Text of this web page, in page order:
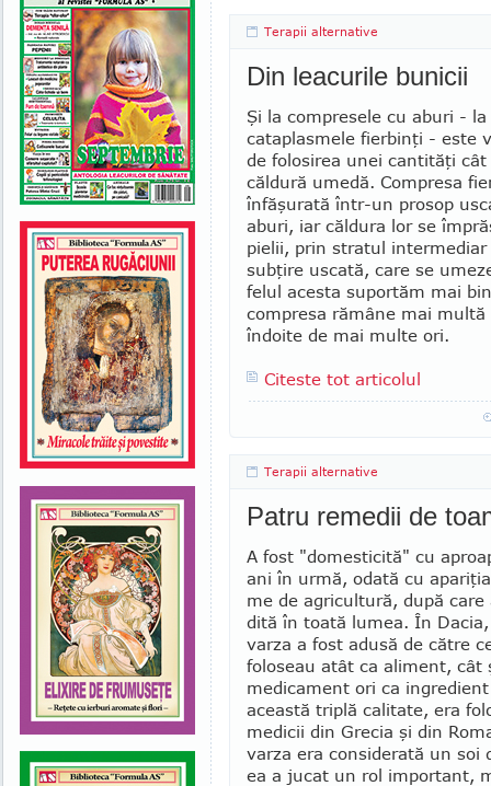
Terapii alternative
Din leacurile bunicii
Şi la compresele cu aburi -
cataplas­mele fierbinţi - este
de folosirea unei cantităţi
căldură umedă. Compresa
înfăşurată într-un prosop
aburi, iar căldura lor se
pielii, prin stratul intermediar
subţire uscată, care se
felul acesta suportăm mai
compresa rămâne mai
îndoite de mai multe ori.
Citeste tot articolul
Terapii alternative
Patru remedii de
A fost "domesticită" cu
ani în urmă, odată cu
me de agricultură, după
dită în toată lumea. În Dacia,
varza a fost adusă de către
foloseau atât ca aliment, cât
medicament ori ca
această triplă calitate, era
medicii din Grecia şi din
varza era considerată un soi
ea a jucat un rol important,